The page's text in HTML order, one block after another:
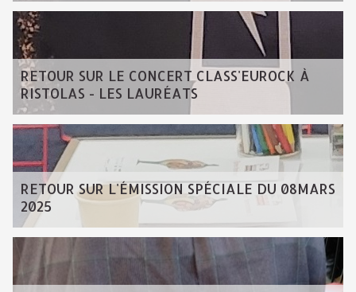
RETOUR SUR LE CONCERT CLASS'EUROCK À
RISTOLAS - LES LAURÉATS
RETOUR SUR L'ÉMISSION SPÉCIALE DU 08MARS
2025